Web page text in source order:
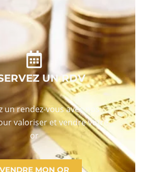
UN RDV
un rendez-vous avec nos
valoriser et vendre votre
or
VENDRE MON OR